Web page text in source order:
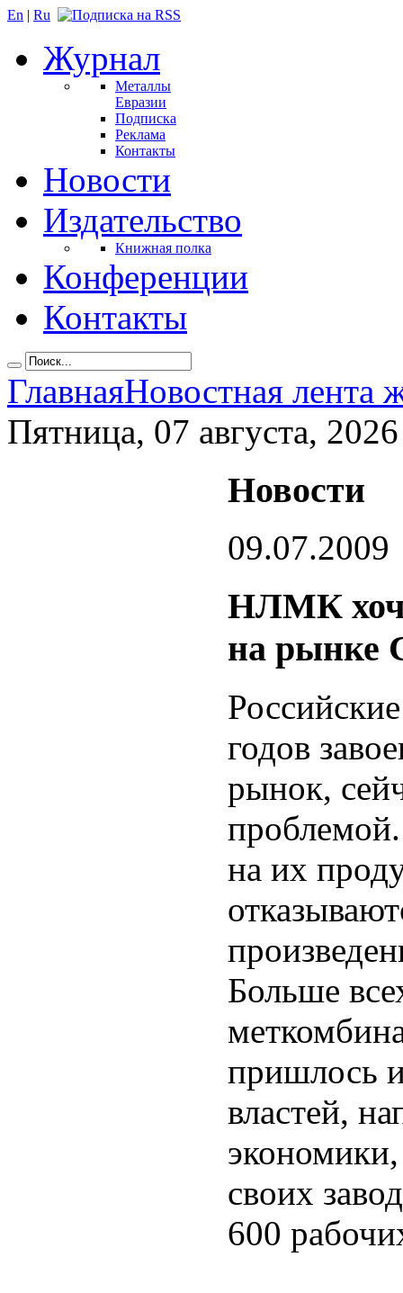
En | Ru
Журнал
Металлы
Евразии
Подписка
Реклама
Контакты
Новости
Издательство
Книжная полка
Конференции
Контакты
ГлавнаяНовостная лента
Пятница, 07 августа, 2026
Новости
09.07.2009
НЛМК
на
годов
рынок,
на их
Больше
пришлось
властей,
своих
600